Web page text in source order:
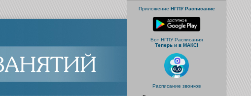
Приложение НГПУ Расписание
Бот НГПУ Расписания
Теперь и в МАКС!
Расписание звонков